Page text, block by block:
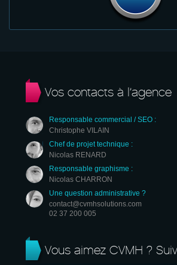
Vos contacts à l’agence
Responsable commercial / SEO :
Christophe VILAIN
Chef de projet technique :
Nicolas RENARD
Responsable graphisme :
Nicolas CHARRON
Une question administrative ?
contact@cvmhsolutions.com
02 37 200 005
Vous aimez CVMH ?